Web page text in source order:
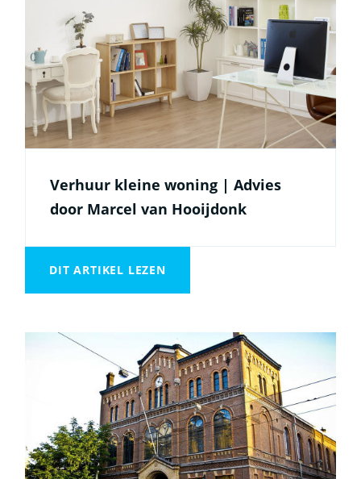
Verhuur kleine woning | Advies
door Marcel van Hooijdonk
DIT ARTIKEL LEZEN